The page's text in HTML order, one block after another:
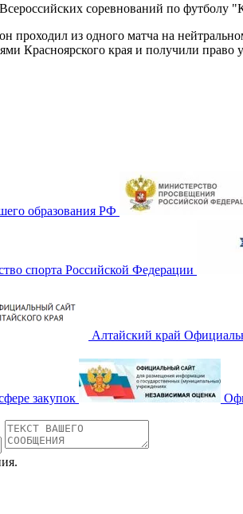
соревнований по футболу
проходил из одного матча на
Красноярского края и получили
образования РФ
спорта Российской Федерации
Алтайский край
закупок